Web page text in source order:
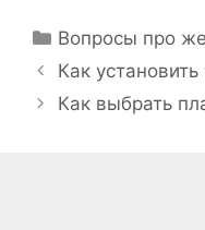
Рубрики
Вопросы про
Как
Как выбрать